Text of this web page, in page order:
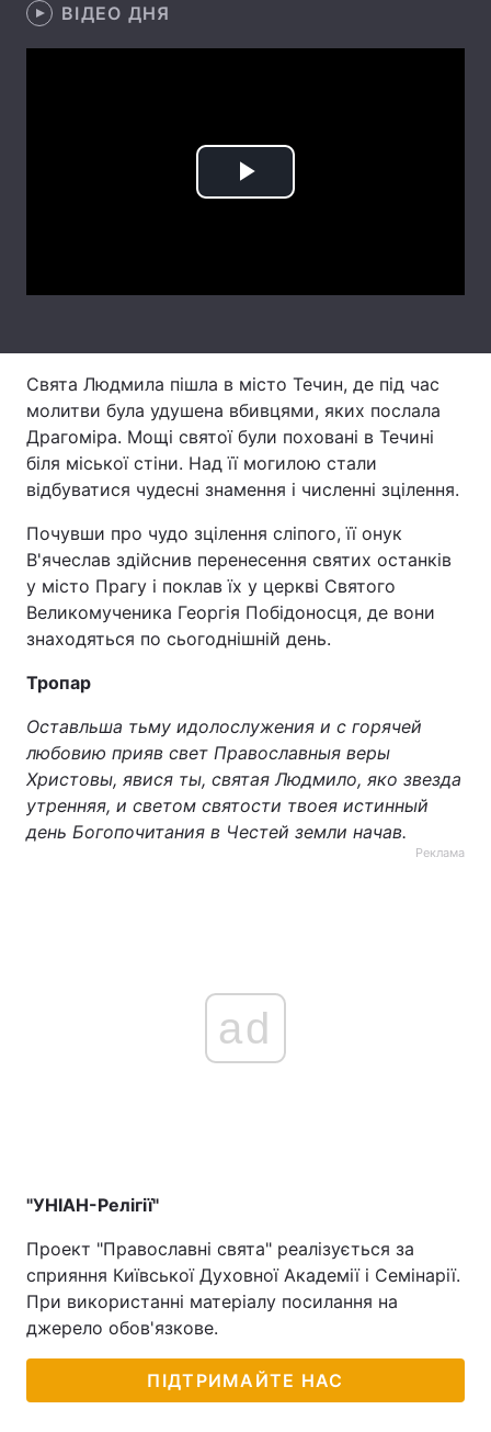
Вакансії
Тема оформлення
ВІДЕО ДНЯ
Play
Свята Людмила пішла в місто Течин, де під час
молитви була удушена вбивцями, яких послала
Драгоміра. Мощі святої були поховані в Течині
біля міської стіни. Над її могилою стали
відбуватися чудесні знамення і численні зцілення.
Почувши про чудо зцілення сліпого, її онук
В'ячеслав здійснив перенесення святих останків
у місто Прагу і поклав їх у церкві Святого
Великомученика Георгія Побідоносця, де вони
знаходяться по сьогоднішній день.
Тропар
Оставльша тьму идолослужения и с горячей
любовию прияв свет Православныя веры
Христовы, явися ты, святая Людмило, яко звезда
утренняя, и светом святости твоея истинный
день Богопочитания в Честей земли начав.
Реклама
ad
"УНІАН-Релігії"
Проект "Православні свята" реалізується за
сприяння Київської Духовної Академії і Семінарії.
При використанні матеріалу посилання на
джерело обов'язкове.
ПІДТРИМАЙТЕ НАС